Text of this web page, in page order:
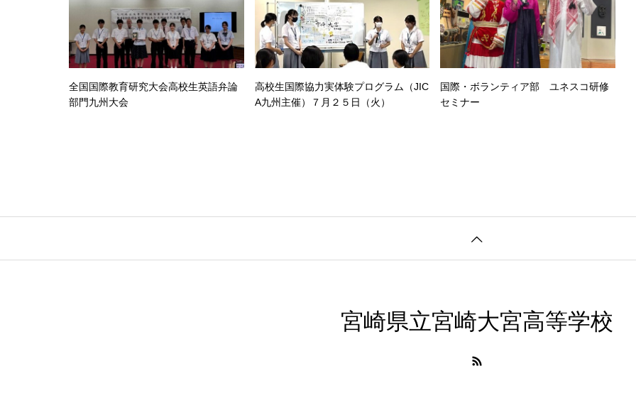
全国国際教育研究大会高校生英語弁論
部門九州大会
高校生国際協力実体験プログラム（JIC
A九州主催）７月２５日（火）
国際・ボランティア部 ユネスコ研修
セミナー
宮崎県立宮崎大宮高等学校